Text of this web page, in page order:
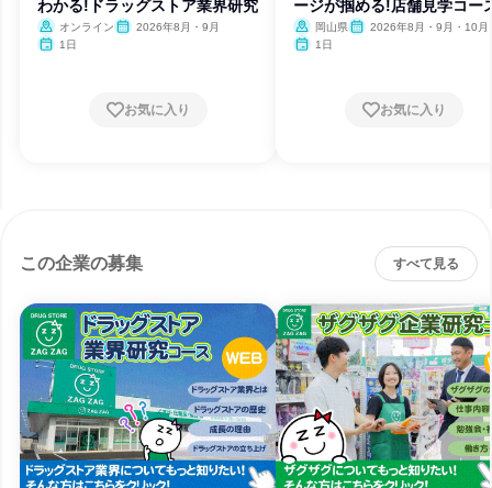
わかる!ドラッグストア業界研究
オンライン
2026年8月・9月
1日
お気に入り
ージが掴める!店舗見学コー
岡山県
2026年8月・9月・10月
1日
お気に入り
この企業の募集 すべて見る